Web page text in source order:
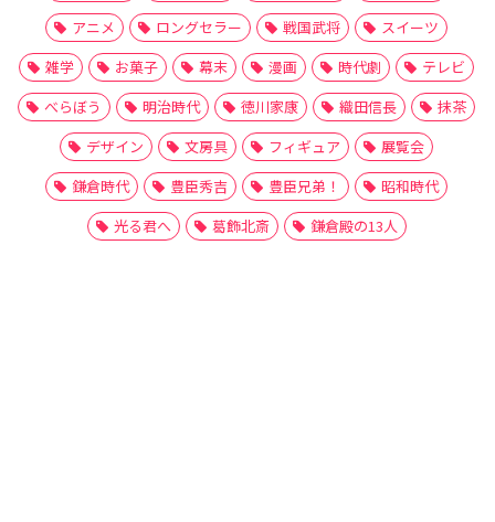
アニメ
ロングセラー 戦国武将
スイーツ
雑学
お菓子 幕末 漫画 時代劇
テレビ
べらぼう
明治時代 徳川家康 織田信長
抹茶
デザイン
文房具 フィギュア
展覧会
鎌倉時代
豊臣秀吉 豊臣兄弟！
昭和時代
光る君へ
葛飾北斎 鎌倉殿の13人